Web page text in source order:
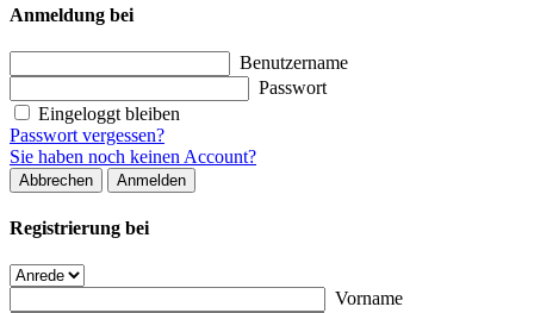
Anmeldung bei
Benutzername
Passwort
Eingeloggt bleiben
Passwort vergessen?
Sie haben noch keinen Account?
Abbrechen Anmelden
Registrierung bei
Vorname